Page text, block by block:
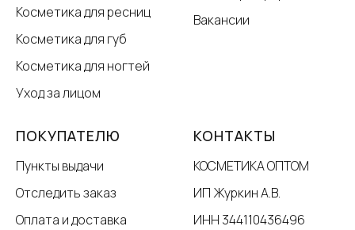
Косметика для ресниц
Косметика для губ
Косметика для ногтей
Уход за лицом
Вакансии
ПОКУПАТЕЛЮ
Пункты выдачи
Отследить заказ
Оплата и доставка
КОНТАКТЫ
КОСМЕТИКА ОПТОМ
ИП Журкин А.В.
ИНН 344110436496